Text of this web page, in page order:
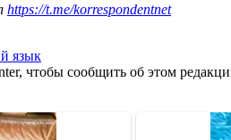
https://t.me/korrespondentnet
язык
чтобы сообщить об этом